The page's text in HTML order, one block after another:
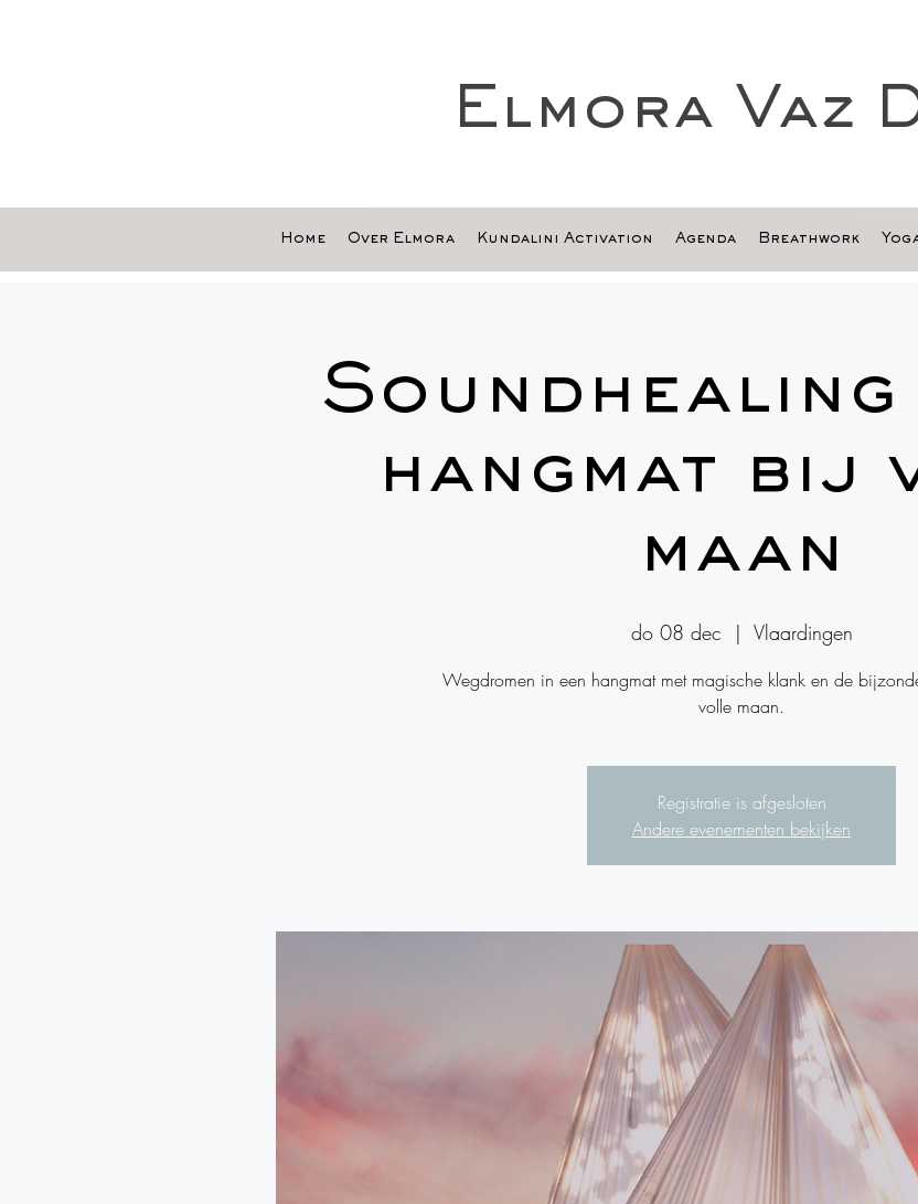
Elmora Vaz
Home Over Elmora Kundalini Activation Agenda Breathwork
Soundhealing
hangmat bij
maan
do 08 dec
  |
Vlaardingen
Wegdromen in een hangmat met magische klank en de
volle maan.
Registratie is afgesloten
Andere evenementen bekijken